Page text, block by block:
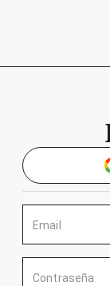
Email
Contraseña